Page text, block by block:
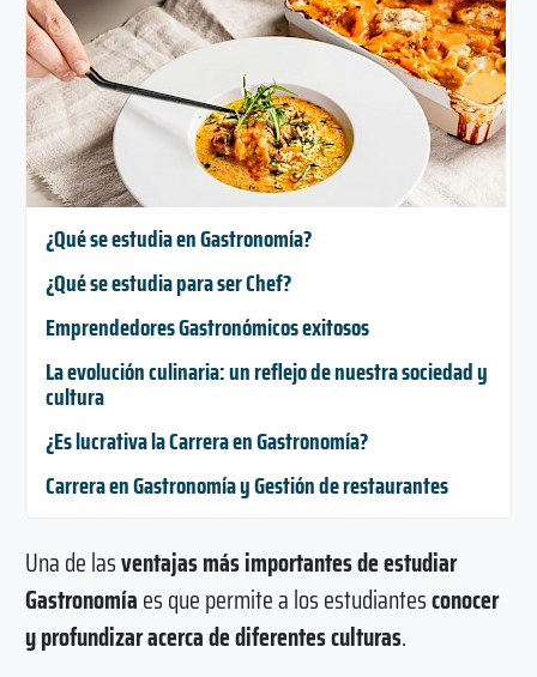
¿Qué se estudia en Gastronomía?
¿Qué se estudia para ser Chef?
Emprendedores Gastronómicos exitosos
La evolución culinaria: un reflejo de nuestra sociedad y
cultura
¿Es lucrativa la Carrera en Gastronomía?
Carrera en Gastronomía y Gestión de restaurantes
Una de lasventajas más importantes deestudiar
Gastronomíaes que permite a los estudiantesconocer
y profundizar acerca de diferentes culturas.